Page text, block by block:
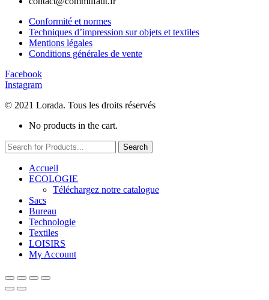
Conformité et normes
Techniques d’impression sur objets et textiles
Mentions légales
Conditions générales de vente
Facebook
Instagram
© 2021 Lorada. Tous les droits réservés
No products in the cart.
Search
Accueil
ECOLOGIE
Téléchargez notre catalogue
Sacs
Bureau
Technologie
Textiles
LOISIRS
My Account